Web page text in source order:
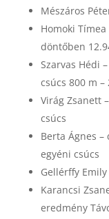
Mészáros
Homoki
döntőben
Szarvas Hédi
csúcs 800 m
Virág Zsanett
csúcs
Berta Ágnes –
egyéni csúcs
Gellérffy
Karancsi
eredmény